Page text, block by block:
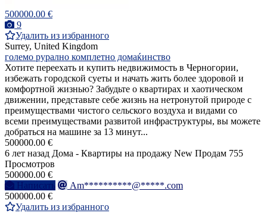
500000.00 €
9
Удалить из избранного
Surrey, United Kingdom
големо рурално комплетно домаќинство
Хотите переехать и купить недвижимость в Черногории,
избежать городской суеты и начать жить более здоровой и
комфортной жизнью? Забудьте о квартирах и хаотическом
движении, представьте себе жизнь на нетронутой природе с
преимуществами чистого сельского воздуха и видами со
всеми преимуществами развитой инфраструктуры, вы можете
добраться на машине за 13 минут...
500000.00 €
6 лет назад Дома - Квартиры на продажу New Продам 755
Просмотров
500000.00 €
Написать
Am**********@*****.com
500000.00 €
Удалить из избранного